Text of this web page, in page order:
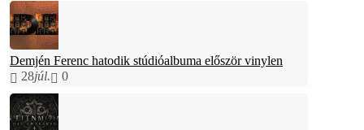
Demjén Ferenc hatodik stúdióalbuma először vinylen
28júl. 0